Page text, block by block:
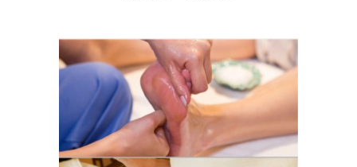
KM70,00
ODABERI OPCIJE
has
multiple
variants.
The
may